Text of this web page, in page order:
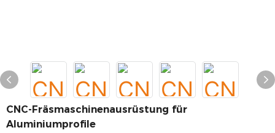
CNC-Fräsmaschinenausrüstung für
Aluminiumprofile